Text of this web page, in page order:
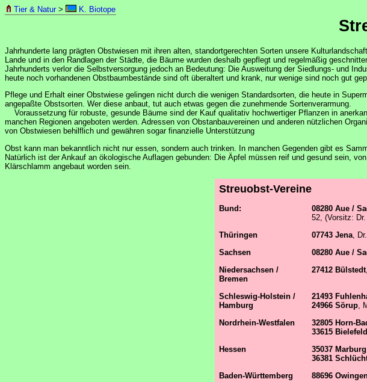
Tier & Natur> K. Biotope
Jahrhunderte lang prägten Obstwiesen mit ihren alten, standortgerechten Sorten unsere
Lande und in den Randlagen der Städte, die Bäume wurden deshalb gepflegt und regelmäßig
Jahrhunderts verlor die Selbstversorgung jedoch an Bedeutung: Die Ausweitung der Siedlungs- und
heute noch vorhandenen Obstbaumbestände sind oft überaltert und krank, nur wenige sind noch gut
Pflege und Erhalt einer Obstwiese gelingen nicht durch die wenigen Standardsorten, die heute in
angepaßte Obstsorten. Wer diese anbaut, tut auch etwas gegen die zunehmende Sortenverarmung.
Voraussetzung für robuste, gesunde Bäume sind der Kauf qualitativ hochwertiger Pflanzen in
manchen Regionen angeboten werden. Adressen von Obstanbauvereinen und anderen nützlichen
von Obstwiesen behilflich und gewähren sogar finanzielle Unterstützung
Obst kann man bekanntlich nicht nur essen, sondern auch trinken. In manchen Gegenden gibt es
Natürlich ist der Ankauf an ökologische Auflagen gebunden: Die Äpfel müssen reif und gesund sein,
Klärschlamm angebaut worden sein.
Streuobst-Vereine
Bund: 08280 Aue /
52, (Vorsitz:
Thüringen
07743 Jena ,
Sachsen
08280 Aue /
Niedersachsen /
Bremen
27412 Bülstedt
Schleswig-Holstein /
Hamburg
21493
24966 Sörup ,
Nordrhein-Westfalen
32805 Horn-
33615 Bielefeld
Hessen
35037 Marburg
36381
Baden-Württemberg
88696